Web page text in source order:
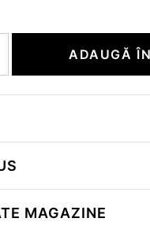
ADAUGĂ
MAGAZINE